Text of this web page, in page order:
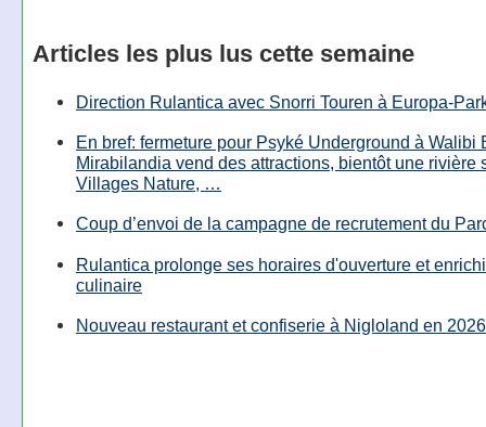
Articles les plus lus cette semaine
Direction Rulantica avec Snorri Touren à Europa-
En bref: fermeture pour Psyké Underground à Walibi
Mirabilandia vend des attractions, bientôt une rivière
Villages Nature, …
Coup d’envoi de la campagne de recrutement du
Rulantica prolonge ses horaires d'ouverture et
culinaire
Nouveau restaurant et confiserie à Nigloland en 2026